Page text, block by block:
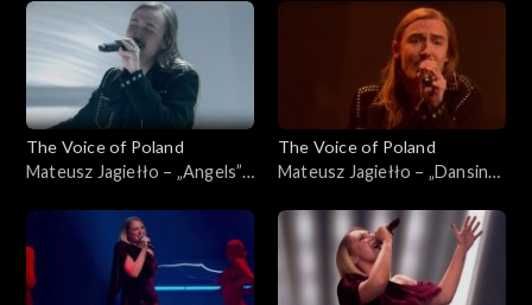
Poland”, Live 3, 22 listopada
22 listopada 2025
The Voice of Poland
Mateusz Jagiełło – „Angels”,
22 listopada 2025
The Voice of Poland
Mateusz Jagiełło – „Dansing”,
22 listopada 2025